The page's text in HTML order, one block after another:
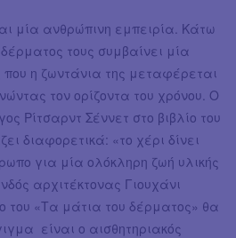
μία ανθρώπινη εμπειρία. Κάτω
τους συμβαίνει μία
η ζωντάνια της μεταφέρεται
τον ορίζοντα του χρόνου. Ο
Ρίτσαρντ Σέννετ στο βιβλίο του
διαφορετικά: «το χέρι δίνει
για μία ολόκληρη ζωή υλικής
αρχιτέκτονας Γιουχάνι
του «Τα μάτια του δέρματος» θα
είναι ο αισθητηριακός